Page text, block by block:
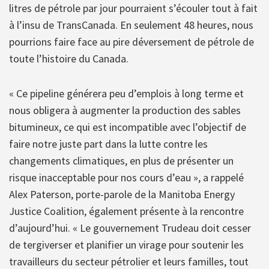
litres de pétrole par jour pourraient s’écouler tout à fait
à l’insu de TransCanada. En seulement 48 heures, nous
pourrions faire face au pire déversement de pétrole de
toute l’histoire du Canada.
« Ce pipeline générera peu d’emplois à long terme et
nous obligera à augmenter la production des sables
bitumineux, ce qui est incompatible avec l’objectif de
faire notre juste part dans la lutte contre les
changements climatiques, en plus de présenter un
risque inacceptable pour nos cours d’eau », a rappelé
Alex Paterson, porte-parole de la Manitoba Energy
Justice Coalition, également présente à la rencontre
d’aujourd’hui. « Le gouvernement Trudeau doit cesser
de tergiverser et planifier un virage pour soutenir les
travailleurs du secteur pétrolier et leurs familles, tout